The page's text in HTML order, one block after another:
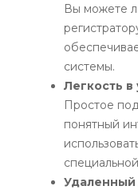
Вы можете
системы.
Легкость в
Простое
понятный
Удаленный